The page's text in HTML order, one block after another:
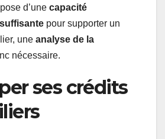
d’une capacité
pour supporter un
une analyse de la
nécessaire.
ses crédits